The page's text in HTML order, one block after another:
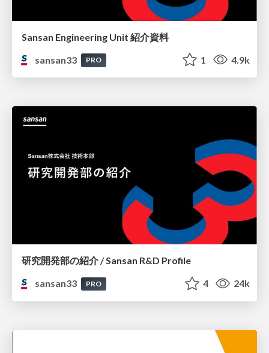
Sansan Engineering Unit 紹介資料
sansan33
PRO 1 4.9k
研究開発部の紹介 / Sansan R&D Profile
sansan33
PRO 4 24k